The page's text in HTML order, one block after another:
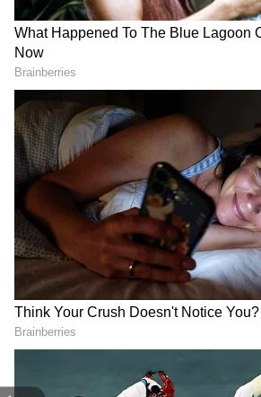
தமிழ் சினிமா(Tamil
நிகழ்ச்சிகள்(Tamil TV
செலிபிரிட்டி செய்திகள்
சமீபத்திய
தமிழ் நியூஸின்
ஆராயுங்கள். சினிமா
(Tamil Movies Review) ,
நேர்காணல்கள், தொடர்களில்
ட்ராமா மற்றும்
டிரெண்ட்ஸ்பாட்டிங்குடன்
புதுப்பித்த நிலையில்
திரையரங்குப் பின்னணி
கதைகள்,
டிரெய்லர்
ரெட் கார்பெட் தருணங்களை
கொள்ளுங்கள்.